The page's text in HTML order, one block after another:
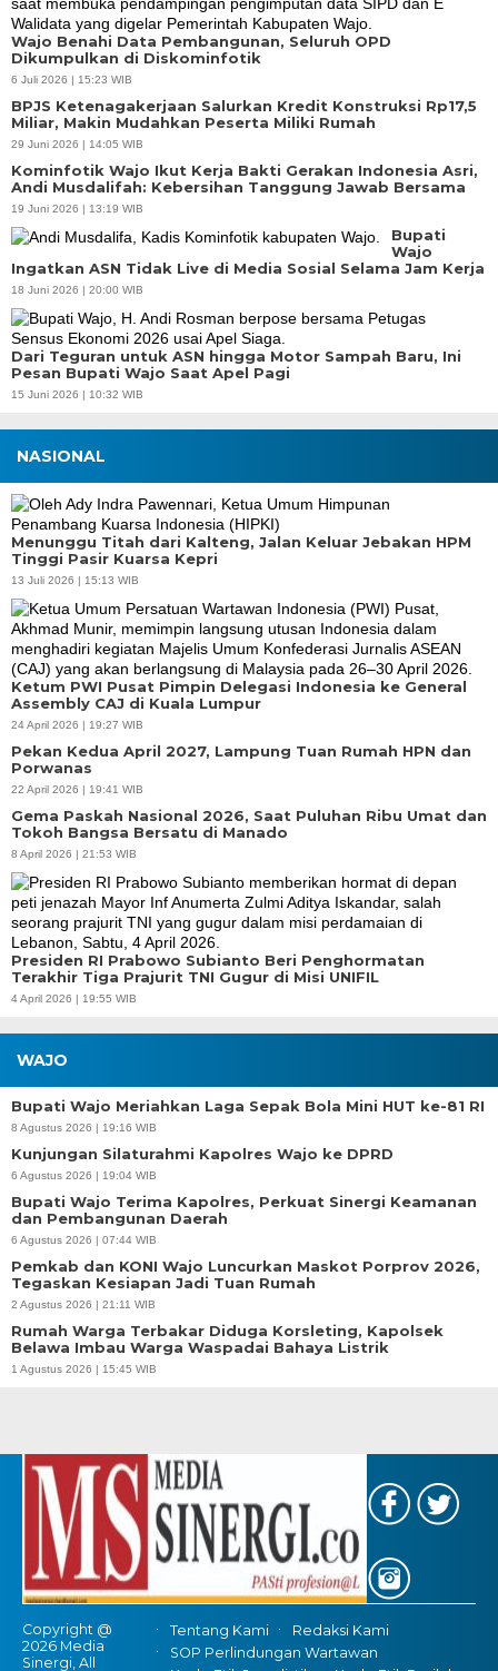
Wajo Benahi Data Pembangunan, Seluruh OPD
Dikumpulkan di Diskominfotik
6 Juli 2026 | 15:23 WIB
BPJS Ketenagakerjaan Salurkan Kredit Konstruksi Rp17,5
Miliar, Makin Mudahkan Peserta Miliki Rumah
29 Juni 2026 | 14:05 WIB
Kominfotik Wajo Ikut Kerja Bakti Gerakan Indonesia Asri,
Andi Musdalifah: Kebersihan Tanggung Jawab Bersama
19 Juni 2026 | 13:19 WIB
Bupati
Wajo
Ingatkan ASN Tidak Live di Media Sosial Selama Jam Kerja
18 Juni 2026 | 20:00 WIB
Dari Teguran untuk ASN hingga Motor Sampah Baru, Ini
Pesan Bupati Wajo Saat Apel Pagi
15 Juni 2026 | 10:32 WIB
NASIONAL
Menunggu Titah dari Kalteng, Jalan Keluar Jebakan HPM
Tinggi Pasir Kuarsa Kepri
13 Juli 2026 | 15:13 WIB
Ketum PWI Pusat Pimpin Delegasi Indonesia ke General
Assembly CAJ di Kuala Lumpur
24 April 2026 | 19:27 WIB
Pekan Kedua April 2027, Lampung Tuan Rumah HPN dan
Porwanas
22 April 2026 | 19:41 WIB
Gema Paskah Nasional 2026, Saat Puluhan Ribu Umat dan
Tokoh Bangsa Bersatu di Manado
8 April 2026 | 21:53 WIB
Presiden RI Prabowo Subianto Beri Penghormatan
Terakhir Tiga Prajurit TNI Gugur di Misi UNIFIL
4 April 2026 | 19:55 WIB
WAJO
Bupati Wajo Meriahkan Laga Sepak Bola Mini HUT ke-81 RI
8 Agustus 2026 | 19:16 WIB
Kunjungan Silaturahmi Kapolres Wajo ke DPRD
6 Agustus 2026 | 19:04 WIB
Bupati Wajo Terima Kapolres, Perkuat Sinergi Keamanan
dan Pembangunan Daerah
6 Agustus 2026 | 07:44 WIB
Pemkab dan KONI Wajo Luncurkan Maskot Porprov 2026,
Tegaskan Kesiapan Jadi Tuan Rumah
2 Agustus 2026 | 21:11 WIB
Rumah Warga Terbakar Diduga Korsleting, Kapolsek
Belawa Imbau Warga Waspadai Bahaya Listrik
1 Agustus 2026 | 15:45 WIB
Copyright @
2026 Media
Sinergi, All
Tentang Kami
Redaksi Kami
SOP Perlindungan Wartawan